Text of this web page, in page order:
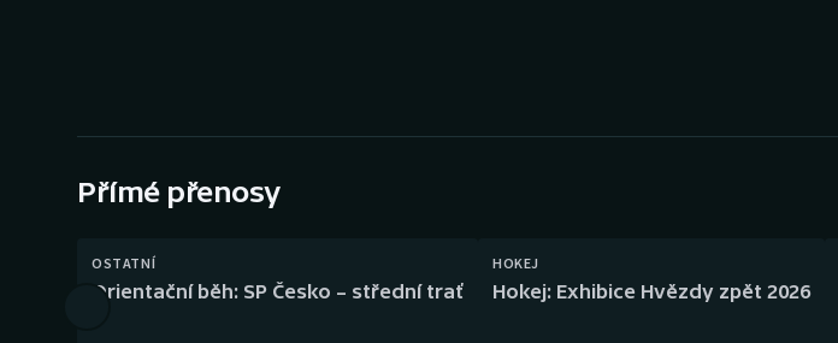
Gymnastika Plážový volejbal
Přímé přenosy
OSTATNÍ
Orientační běh: SP Česko – střední trať
HOKEJ
Hokej: Exhibice Hvězdy zpět 2026